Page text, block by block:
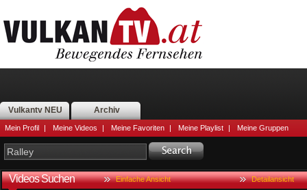
Vulkantv NEU Archiv
Mein Profil | Meine Videos | Meine Favoriten | Meine Playlist | Meine Gruppen
Videos Suchen Einfache Ansicht Detailansicht